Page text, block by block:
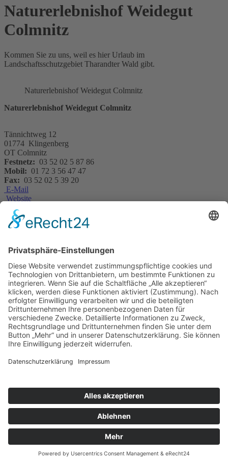
Naturerlebnishof Weidegut
Colmnitz
Kommen Sie zu uns, weil es hier Urlaub im
Landschaftsschutzgebiet Tharandter Wald gibt.
Naturerlebnishof Weidegut Colmnitz
Naturerlebnishof Weidegut Colmnitz
Tännichtweg 12
01774 Klingenberg
OT Colmnitz
Festnetz: 03 52 02 5 87 86
Mobil: 01 72 3 56 47 47
Fax: 03 52 02 5 39 20
E-Mail
Website
am Tharandter Wald.
und Radeln.
Für Familienfeiern stehen Räumlichkeiten im rustikalen Ambiente
sowie der Grillplatz zur Verfügung.
Übernachtungen mit hohem Standard bieten 1 FeWo und 7 DZ,
einfache Möglichkeiten nach Absprache, Preise im Internet.
Angebot
»Buchung/Anfrage
»Wo liegt Klingenberg
Zurück
© Landurlaub in Sachsen
Cookie-Einstellungen